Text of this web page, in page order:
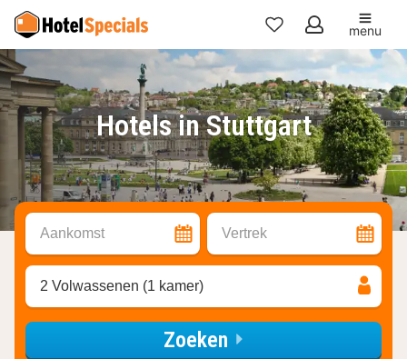
Mijn
favorieten
menu
Hotels in Stuttgart
Aankomst Vertrek
2 Volwassenen (1 kamer)
Zoeken